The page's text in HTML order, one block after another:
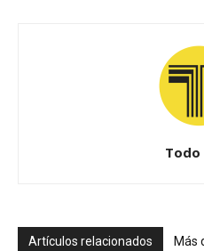
Todo
Artículos relacionados Más